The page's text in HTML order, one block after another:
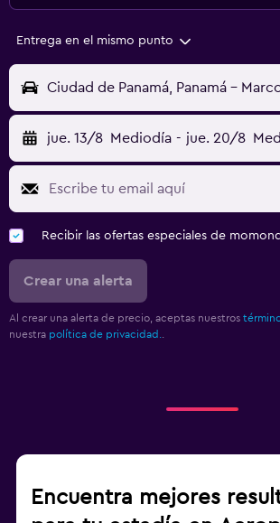
Entrega en el mismo punto
jue. 13/8 Mediodía - jue. 20/8
Recibir las ofertas especiales de
Crear una alerta
Al crear una alerta de precio, aceptas nuestros
nuestra política de privacidad..
Encuentra mejores